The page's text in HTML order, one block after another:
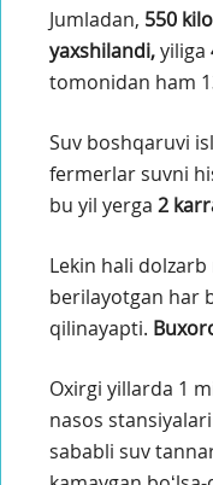
Jumladan, 550
yaxshilandi,yiliga
tomonidan ham
Suv boshqaruvi
fermerlar suvni
bu yil yerga 2
Lekin hali
berilayotgan har
qilinayapti.
Oxirgi yillarda 1
nasos
sababli suv